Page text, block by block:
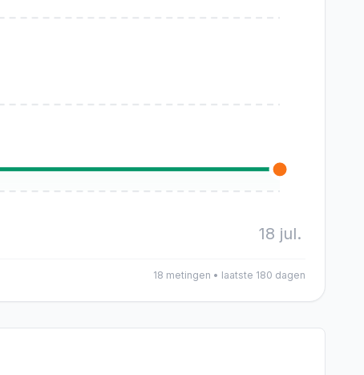
18 jul.
18 metingen • laatste 180 dagen